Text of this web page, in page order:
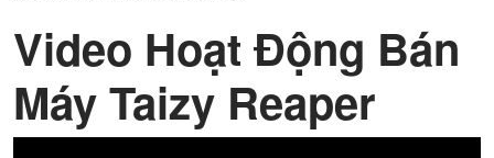
Video Hoạt Động Bán
Máy Taizy Reaper